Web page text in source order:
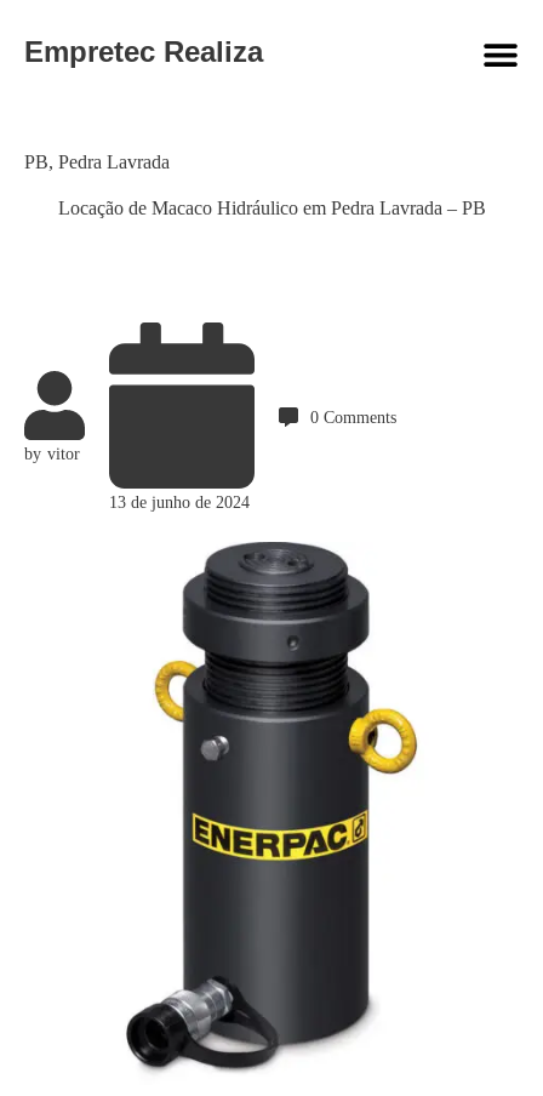
Empretec Realiza
Locação de Macaco Hidráulico em Pedra Lavrada – PB
Category
PB, Pedra Lavrada
by vitor
13 de junho de 2024
0 Comments